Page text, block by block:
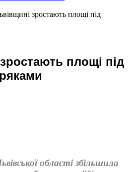
зростають площі під
площі під
області збільшила